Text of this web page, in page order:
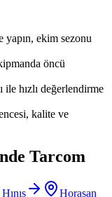
yapın, ekim sezonu
öncü
ile hızlı değerlendirme
kalite ve
Tarcom
Hınıs
Horasan